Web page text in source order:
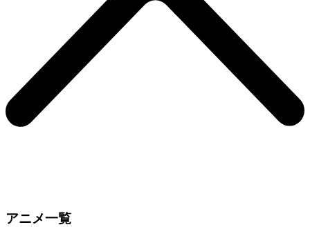
アニメ一覧